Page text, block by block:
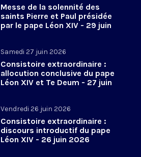
Messe de la solennité des
saints Pierre et Paul présidée
par le pape Léon XIV - 29 juin
Samedi 27 juin 2026
Consistoire extraordinaire :
allocution conclusive du pape
Léon XIV et Te Deum - 27 juin
Vendredi 26 juin 2026
Consistoire extraordinaire :
discours introductif du pape
Léon XIV - 26 juin 2026